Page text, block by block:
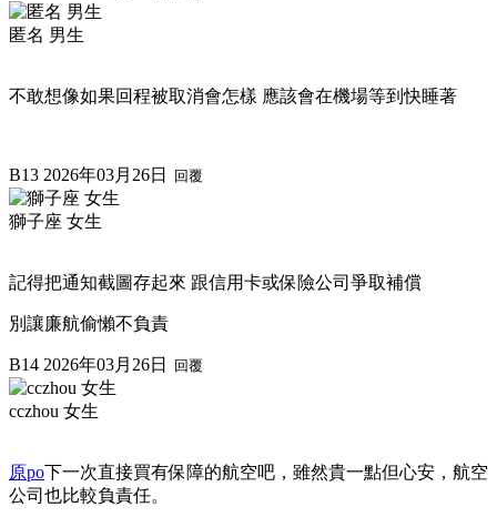
匿名 男生
不敢想像如果回程被取消會怎樣 應該會在機場等到快睡著
B13 2026年03月26日 回覆
獅子座 女生
記得把通知截圖存起來 跟信用卡或保險公司爭取補償
別讓廉航偷懶不負責
B14 2026年03月26日 回覆
cczhou 女生
原po下一次直接買有保障的航空吧，雖然貴一點但心安，航空
公司也比較負責任。